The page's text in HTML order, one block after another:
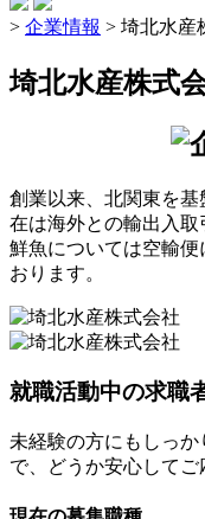
> 企業情報 > 埼北水産
埼北水産株式
創業以来、北関東を
在は海外との輸出入取
鮮魚については空輸
おります。
就職活動中の求職
未経験の方にもしっ
で、どうか安心してご